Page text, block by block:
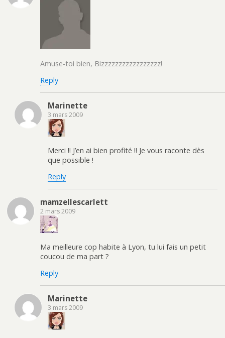
Amuse-toi bien, Bizzzzzzzzzzzzzzzzz!
Reply
Marinette
3 mars 2009
Merci !! J’en ai bien profité !! Je vous raconte dès
que possible !
Reply
mamzellescarlett
2 mars 2009
Ma meilleure cop habite à Lyon, tu lui fais un petit
coucou de ma part ?
Reply
Marinette
3 mars 2009